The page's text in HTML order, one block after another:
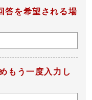
答を希望される場
もう一度入力し